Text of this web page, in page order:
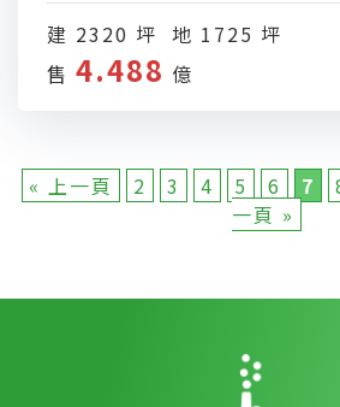
建 2320 坪 地 1725 坪
售 4.488 億
« 上一頁 2 3 4 5 6 7
一頁 »